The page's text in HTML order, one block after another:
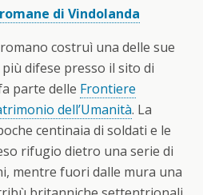
di Vindolanda
costruì una delle sue
difese presso il sito di
parte delle Frontiere
dell’Umanità. La
centinaia di soldati e le
rifugio dietro una serie di
mentre fuori dalle mura una